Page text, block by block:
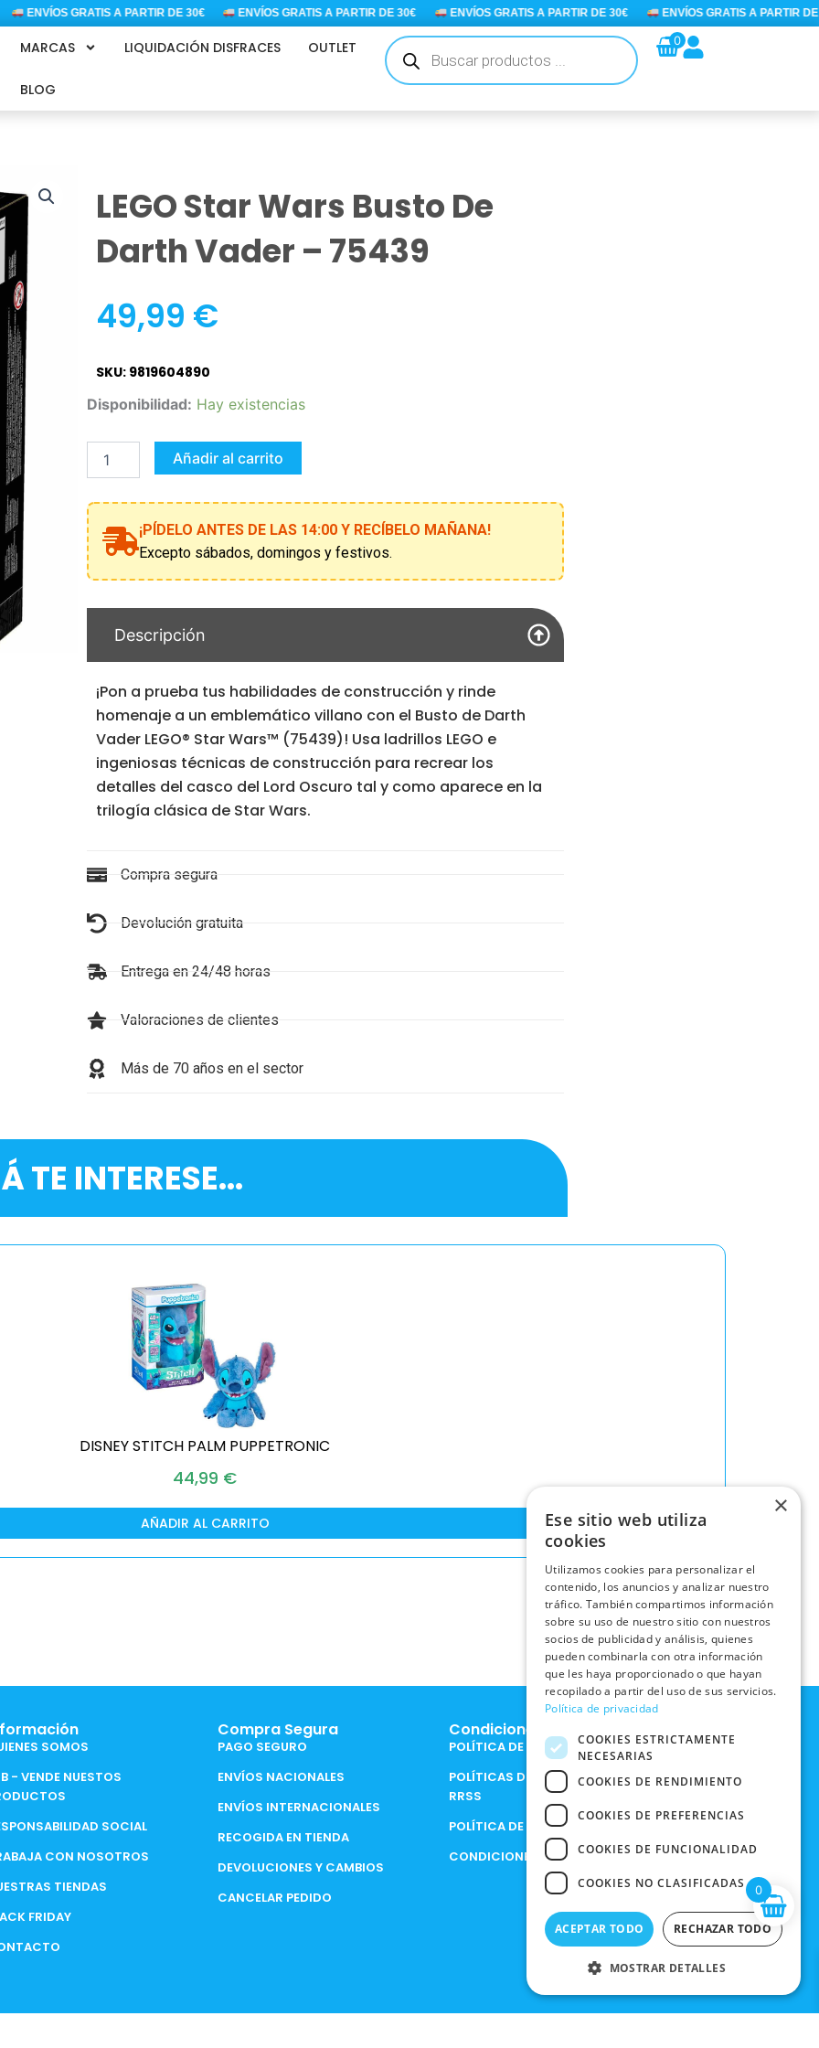
ENVÍOS GRATIS A PARTIR DE 30€ ENVÍOS GRATIS A PARTIR DE 30€ ENVÍOS GRATIS A PARTIR DE 30€ ENVÍOS GRATIS A PARTIR DE
MARCAS LIQUIDACIÓN DISFRACES OUTLET
BLOG
Búsqueda
de
productos
0
LEGO Star Wars Busto De
Darth Vader – 75439
49,99 €
SKU: 9819604890
Disponibilidad: Hay existencias
LEGO
Busto
Vader
-
75439
cantidad
Añadir al carrito
¡PÍDELO ANTES DE LAS 14:00 Y RECÍBELO MAÑANA!
Excepto sábados, domingos y festivos.
Descripción
¡Pon a prueba tus habilidades de construcción y rinde
homenaje a un emblemático villano con el Busto de Darth
Vader LEGO® Star Wars™ (75439)! Usa ladrillos LEGO e
ingeniosas técnicas de construcción para recrear los
detalles del casco del Lord Oscuro tal y como aparece en la
trilogía clásica de Star Wars.
Compra segura
Devolución gratuita
Entrega en 24/48 horas
Valoraciones de clientes
Más de 70 años en el sector
TE INTERESE...
DISNEY STITCH PALM PUPPETRONIC
44,99 €
AÑADIR AL CARRITO
SOMOS
- VENDE NUESTOS
SOCIAL
CON NOSOTROS
TIENDAS
FRIDAY
Compra Segura
PAGO SEGURO
ENVÍOS NACIONALES
ENVÍOS INTERNACIONALES
RECOGIDA EN TIENDA
DEVOLUCIONES Y CAMBIOS
CANCELAR PEDIDO
Condiciones Legales
POLÍTICA DE COOKIES
POLÍTICAS DE PRIVACIDAD EN
RRSS
POLÍTICA DE PRIVACIDAD
CONDICIONES DE COMPRA
0
×
Ese sitio web utiliza
cookies
Utilizamos cookies para personalizar el
contenido, los anuncios y analizar nuestro
tráfico. También compartimos información
sobre su uso de nuestro sitio con nuestros
socios de publicidad y análisis, quienes
pueden combinarla con otra información
que les haya proporcionado o que hayan
recopilado a partir del uso de sus servicios.
Política de privacidad
COOKIES ESTRICTAMENTE
NECESARIAS
COOKIES DE RENDIMIENTO
COOKIES DE PREFERENCIAS
COOKIES DE FUNCIONALIDAD
COOKIES NO CLASIFICADAS
ACEPTAR TODO RECHAZAR TODO
MOSTRAR DETALLES